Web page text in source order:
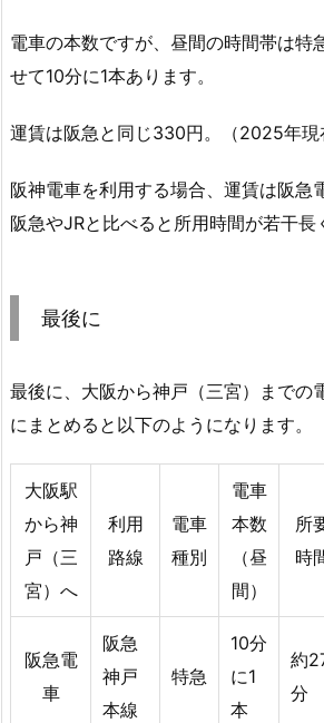
電車の本数ですが、昼間の時間帯は特
せて10分に1本あります。
運賃は阪急と同じ330円。（2025年現
阪神電車を利用する場合、運賃は阪急
阪急やJRと比べると所用時間が若干長
最後に
最後に、大阪から神戸（三宮）までの
にまとめると以下のようになります。
大阪駅
から神
戸（三
宮）へ
利用
路線
電車
種別
電車
本数
（昼
間）
所
時
阪急電
車
阪急
神戸
本線
特急
10分
に1
本
約
分